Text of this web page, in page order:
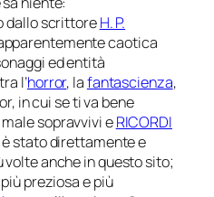
dallo scrittoreH. P.
caotica
ed entità
l’horror, lafantascienza,
in cui se ti va bene
sopravvivi eRICORDI
stato direttamente e
anche in questo sito;
preziosa e più